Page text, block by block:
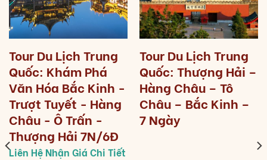
Tour Du Lịch Trung
Quốc: Khám Phá
Văn Hóa Bắc Kinh -
Trượt Tuyết - Hàng
Châu - Ô Trấn -
Thượng Hải 7N/6Đ
Tour Du Lịch Trung
Quốc: Thượng Hải –
Hàng Châu – Tô
Châu – Bắc Kinh –
7 Ngày